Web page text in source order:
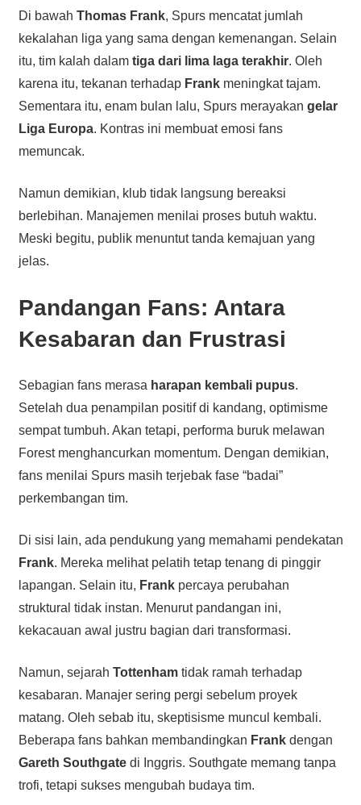
Di bawah Thomas Frank, Spurs mencatat jumlah
kekalahan liga yang sama dengan kemenangan. Selain
itu, tim kalah dalam tiga dari lima laga terakhir. Oleh
karena itu, tekanan terhadap Frankmeningkat tajam.
Sementara itu, enam bulan lalu, Spurs merayakan gelar
Liga Europa. Kontras ini membuat emosi fans
memuncak.
Namun demikian, klub tidak langsung bereaksi
berlebihan. Manajemen menilai proses butuh waktu.
Meski begitu, publik menuntut tanda kemajuan yang
jelas.
Pandangan Fans: Antara
Kesabaran dan Frustrasi
Sebagian fans merasa harapan kembali pupus.
Setelah dua penampilan positif di kandang, optimisme
sempat tumbuh. Akan tetapi, performa buruk melawan
Forest menghancurkan momentum. Dengan demikian,
fans menilai Spurs masih terjebak fase “badai”
perkembangan tim.
Di sisi lain, ada pendukung yang memahami pendekatan
Frank. Mereka melihat pelatih tetap tenang di pinggir
lapangan. Selain itu, Frankpercaya perubahan
struktural tidak instan. Menurut pandangan ini,
kekacauan awal justru bagian dari transformasi.
Namun, sejarah Tottenhamtidak ramah terhadap
kesabaran. Manajer sering pergi sebelum proyek
matang. Oleh sebab itu, skeptisisme muncul kembali.
Beberapa fans bahkan membandingkan Frankdengan
Gareth Southgatedi Inggris. Southgate memang tanpa
trofi, tetapi sukses mengubah budaya tim.